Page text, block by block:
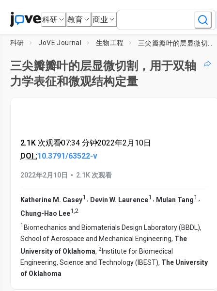
科研 教育 商业
科研 JoVE Journal 生物工程
三尖瓣瓣叶的层显微切割，用于双轴
力学表征和微观结构定量
2.1K 次观看•07:34 分钟•2022年2月10日
DOI :10.3791/63522-v
2022年2月10日 • 2.1K 次观看
Katherine M. Casey1 , Devin W. Laurence1 , Mulan Tang1 ,
Chung-Hao Lee1 2
1 Biomechanics and Biomaterials Design Laboratory (BBDL),
School of Aerospace and Mechanical Engineering, The
University of Oklahoma, 2 Institute for Biomedical
Engineering, Science and Technology (IBEST), The University
of Oklahoma